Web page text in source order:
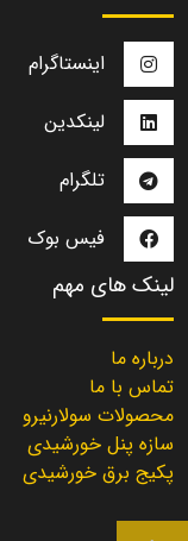
اینستاگرام
لینکدین
تلگرام
فیس بوک
لینک های مهم
درباره ما
تماس با ما
محصولات سولارنیرو
سازه پنل خورشیدی
پکیج برق خورشیدی